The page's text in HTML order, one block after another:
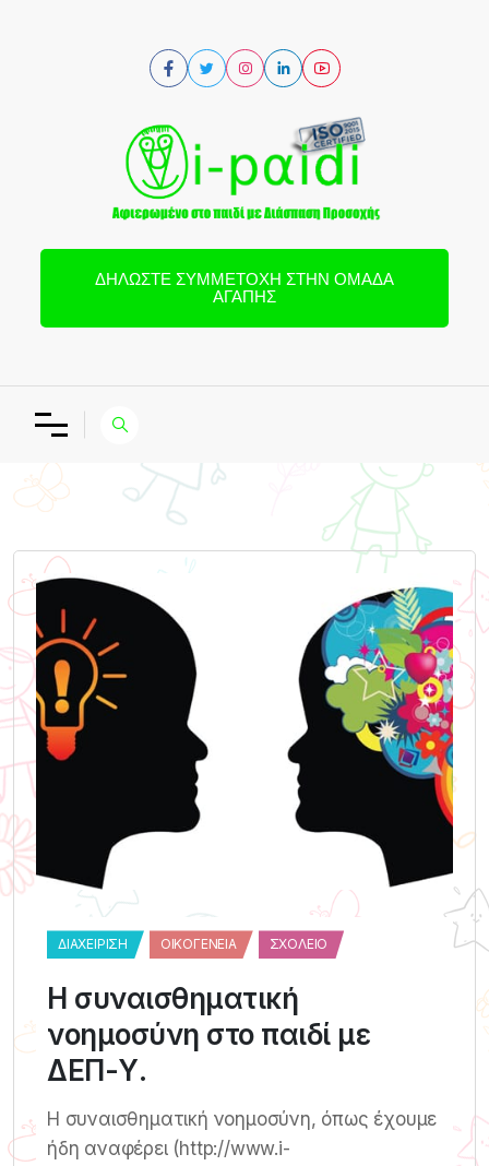
ΔΗΛΏΣΤΕ ΣΥΜΜΕΤΟΧΉ ΣΤΗΝ ΟΜΆΔΑ
ΑΓΆΠΗΣ
ΔΙΑΧΕΊΡΙΣΗ ΟΙΚΟΓΈΝΕΙΑ ΣΧΟΛΕΊΟ
Η συναισθηματική
νοημοσύνη στο παιδί με
ΔΕΠ-Υ.
Η συναισθηματική νοημοσύνη, όπως έχουμε
ήδη αναφέρει (http://www.i-